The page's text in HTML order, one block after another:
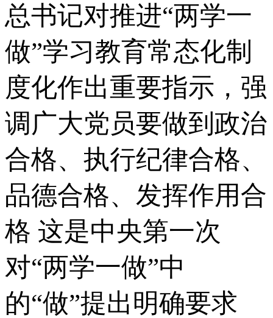
总书记对推进“两学一
做”学习教育常态化制
度化作出重要指示，强
调广大党员要做到政治
合格、执行纪律合格、
品德合格、发挥作用合
格 这是中央第一次
对“两学一做”中
的“做”提出明确要求